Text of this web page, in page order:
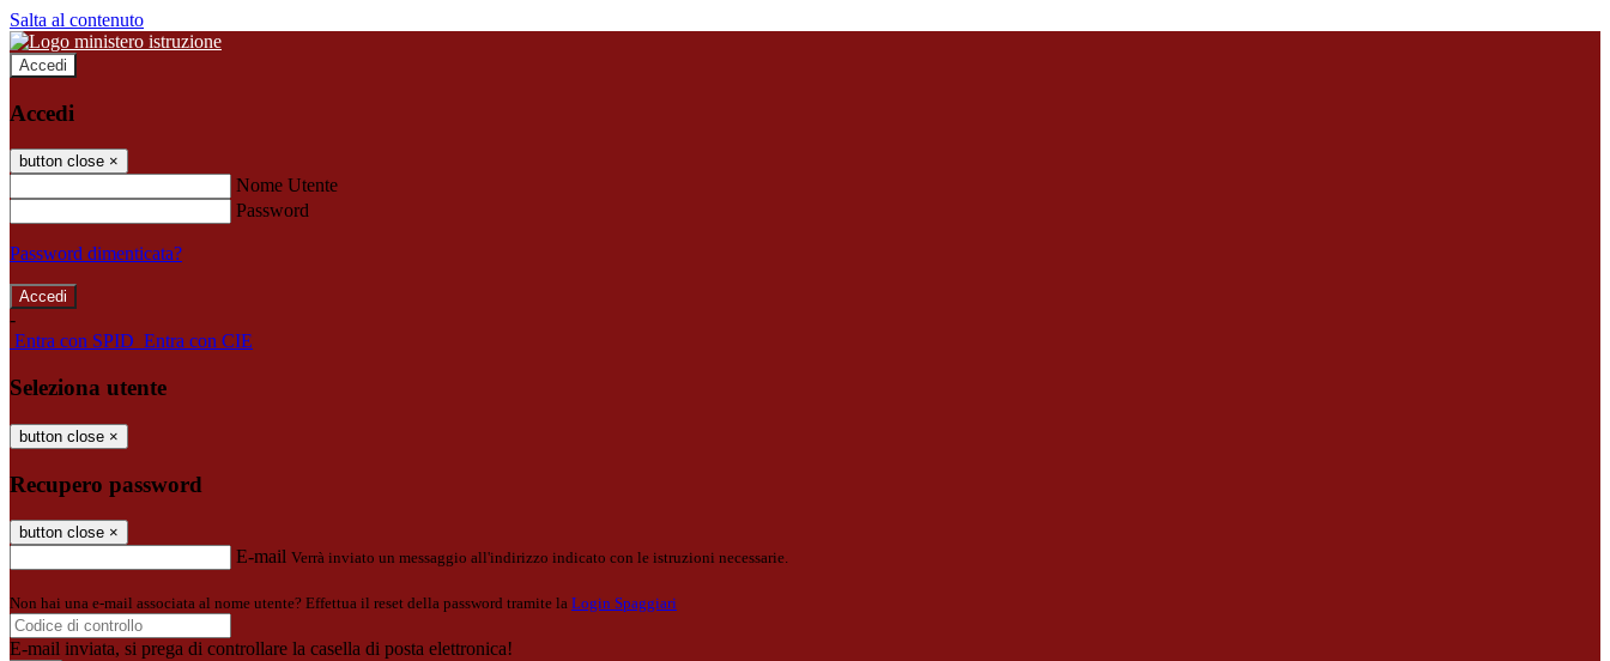
Salta al contenuto
Accedi
Accedi
button close ×
Nome Utente
Password
Password dimenticata?
-
Entra con SPID Entra con CIE
Seleziona utente
button close ×
Recupero password
button close ×
E-mail Verrà inviato un messaggio all'indirizzo indicato con le istruzioni necessarie.
Non hai una e-mail associata al nome utente? Effettua il reset della password tramite la Login Spaggiari
E-mail inviata, si prega di controllare la casella di posta elettronica!